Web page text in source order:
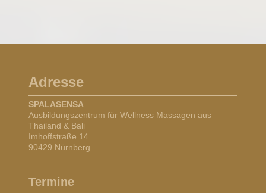
Adresse
SPALASENSA
Ausbildungszentrum für Wellness Massagen aus
Thailand & Bali
Imhoffstraße 14
90429 Nürnberg
Termine